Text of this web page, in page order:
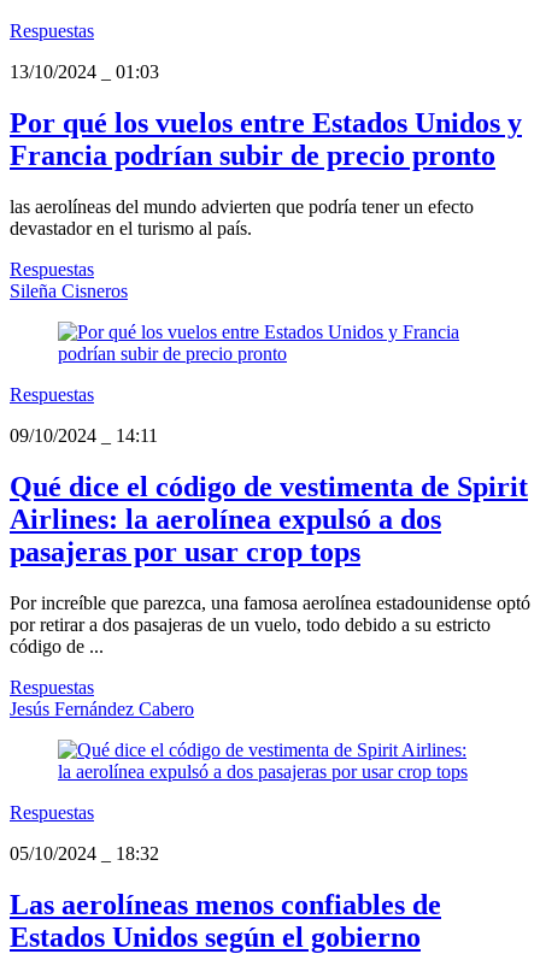
Respuestas
13/10/2024
01:03
Por qué los vuelos entre Estados Unidos y
Francia podrían subir de precio pronto
las aerolíneas del mundo advierten que podría tener un efecto
devastador en el turismo al país.
Respuestas
Sileña Cisneros
Respuestas
09/10/2024
14:11
Qué dice el código de vestimenta de Spirit
Airlines: la aerolínea expulsó a dos
pasajeras por usar crop tops
Por increíble que parezca, una famosa aerolínea estadounidense optó
por retirar a dos pasajeras de un vuelo, todo debido a su estricto
código de ...
Respuestas
Jesús Fernández Cabero
Respuestas
05/10/2024
18:32
Las aerolíneas menos confiables de
Estados Unidos según el gobierno